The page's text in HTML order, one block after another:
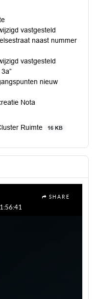
vastgesteld
naast nummer
vastgesteld
nieuw
Nota
Ruimte
16 KB